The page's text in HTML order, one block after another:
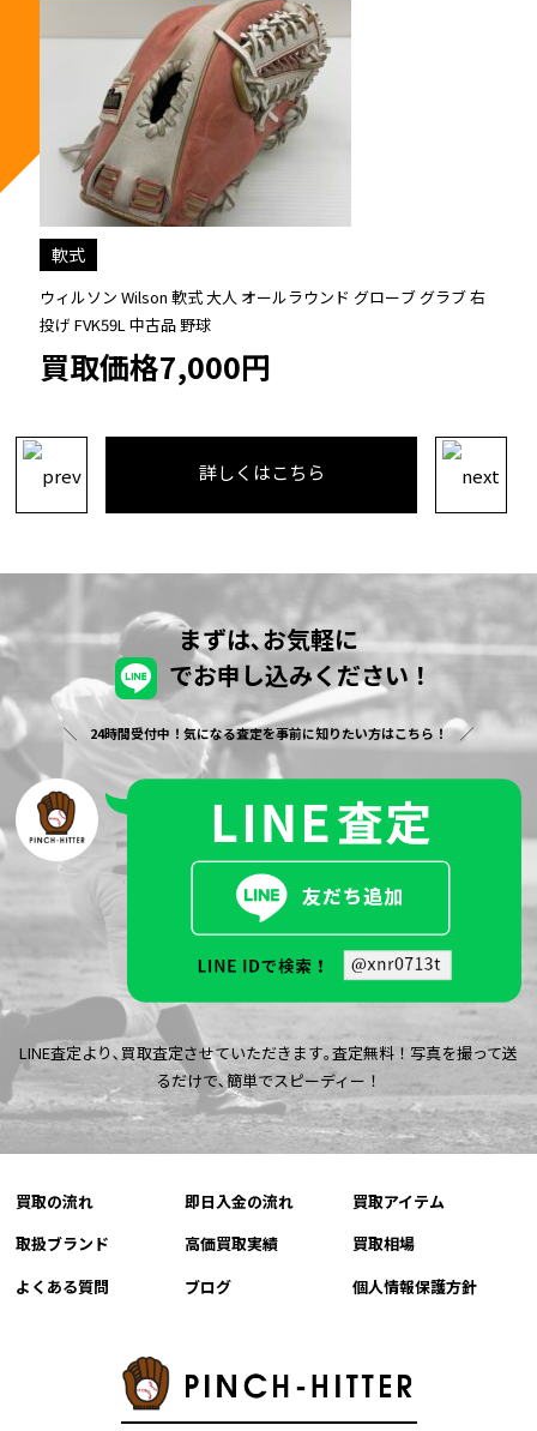
グラブ 右
ウィルソン Wilson ウィルソンスタッフ Wilson Staff DO
人 一般 内野手用 グローブ グラブ 右投げ 中古品 野球
買取価格9,500円
詳しくはこちら
まずは､お気軽に
でお申し込みください！
24時間受付中！気になる査定を事前に知りたい方はこちら！
LINE査定より､買取査定させていただきます｡査定無料！写真を撮って送
るだけで､簡単でスピーディー！
買取の流れ 即日入金の流れ
買取アイテム
取扱ブランド
高価買取実績
買取相場
よくある質問
ブログ 個人情報保護方針